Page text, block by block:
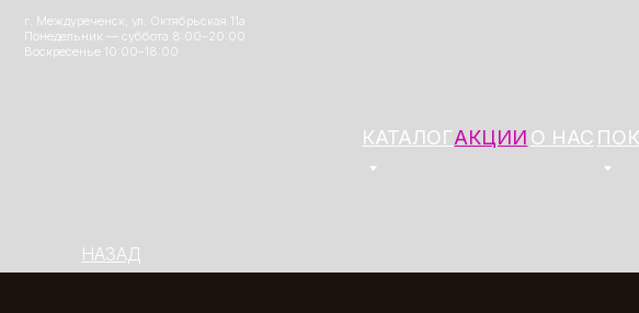
г. Междуреченск, ул. Октябрьская 11а
Понедельник — суббота 8:00–20:00
Воскресенье 10:00–18:00
НАЗАД